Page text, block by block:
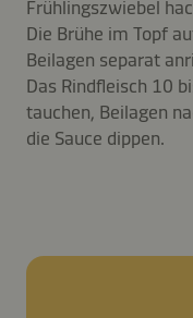
Frühlingszwiebel
Die Brühe im Topf
Beilagen separat
Das Rindfleisch 10
tauchen, Beilagen
die Sauce dippen.